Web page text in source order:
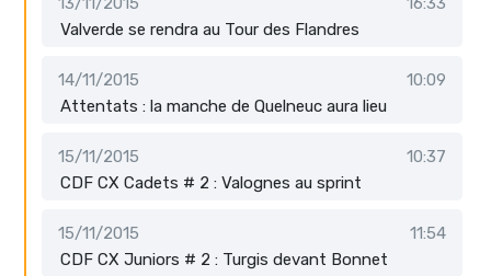
Valverde se rendra au Tour des Flandres
14/11/2015
10:09
Attentats : la manche de Quelneuc aura lieu
15/11/2015
10:37
CDF CX Cadets # 2 : Valognes au sprint
15/11/2015
11:54
CDF CX Juniors # 2 : Turgis devant Bonnet